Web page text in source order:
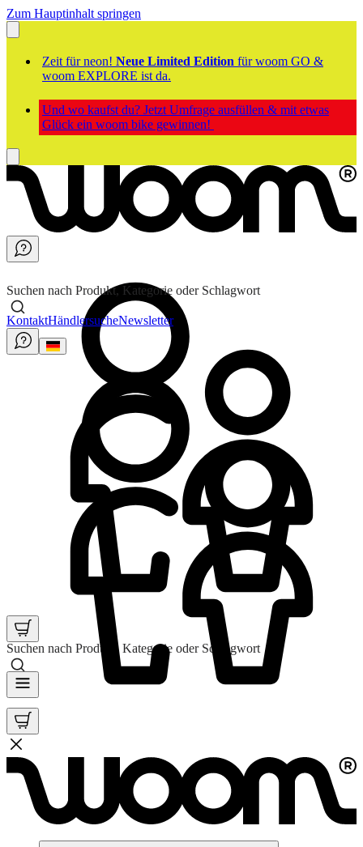
Zum Hauptinhalt springen
Zeit für neon! Neue Limited Edition für woom GO &
woom EXPLORE ist da.
Und wo kaufst du? Jetzt Umfrage ausfüllen & mit etwas
Glück ein woom bike gewinnen!
Suchen nach Produkt, Kategorie oder Schlagwort
Suchen nach Produkt, Kategorie oder Schlagwort
KontaktHändlersucheNewsletter